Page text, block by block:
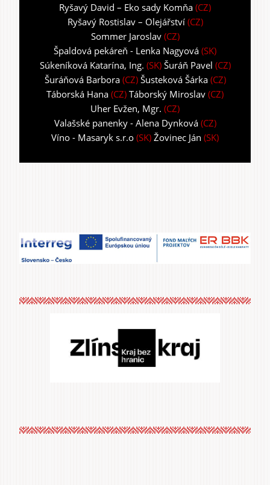
Ryšavý David – Eko sady Komňa (CZ)
Ryšavý Rostislav – Olejářství(CZ)
Sommer Jaroslav(CZ)
Špaldová pekáreň - Lenka Nagyová (SK)
Súkeníková Katarína, Ing. (SK) Šuráň Pavel (CZ)
Šuráňová Barbora(CZ) Šusteková Šárka(CZ)
Táborská Hana (CZ) Táborský Miroslav (CZ)
Uher Evžen, Mgr. (CZ)
Valašské panenky - Alena Dynková(CZ)
Víno - Masaryk s.r.o (SK) Žovinec Ján (SK)